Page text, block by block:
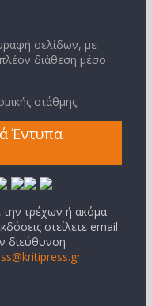
σελίδων, με
διάθεση μέσο
στάθμης.
Έντυπα
την τρέχων ή ακόμα
στείλετε email
διεύθυνση